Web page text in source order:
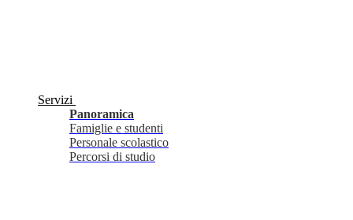
Servizi
Panoramica
Famiglie e studenti
Personale scolastico
Percorsi di studio